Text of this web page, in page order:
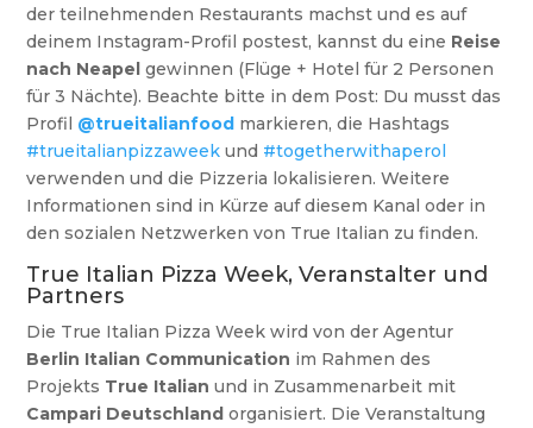
der teilnehmenden Restaurants machst und es auf
deinem Instagram-Profil postest, kannst du eine Reise
nach Neapel gewinnen (Flüge + Hotel für 2 Personen
für 3 Nächte). Beachte bitte in dem Post: Du musst das
Profil @trueitalianfood markieren, die Hashtags
#trueitalianpizzaweek und #togetherwithaperol
verwenden und die Pizzeria lokalisieren. Weitere
Informationen sind in Kürze auf diesem Kanal oder in
den sozialen Netzwerken von True Italian zu finden.
True Italian Pizza Week, Veranstalter und
Partners
Die True Italian Pizza Week wird von der Agentur
Berlin Italian Communication im Rahmen des
Projekts True Italian und in Zusammenarbeit mit
Campari Deutschland organisiert. Die Veranstaltung